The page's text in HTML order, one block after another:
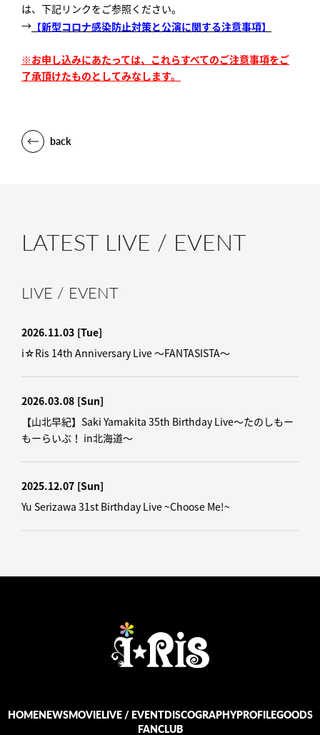
は、下記リンクをご参照ください。
→ 【新型コロナ感染防止対策と公演に関する注意事項】
※お申し込みにあたっては、これらすべてのご注意事項をご
了承頂けたものとしてみなします。
back
LATEST LIVE / EVENT
LIVE / EVENT
2026.11.03 [Tue]
i☆Ris 14th Anniversary Live ～FANTASISTA～
2026.03.08 [Sun]
【山北早紀】Saki Yamakita 35th Birthday Live～たのしもー
もーらいぶ！ in北海道～
2025.12.07 [Sun]
Yu Serizawa 31st Birthday Live ~Choose Me!~
HOMENEWSMOVIELIVE / EVENTDISCOGRAPHYPROFILEGOODS
FANCLUB